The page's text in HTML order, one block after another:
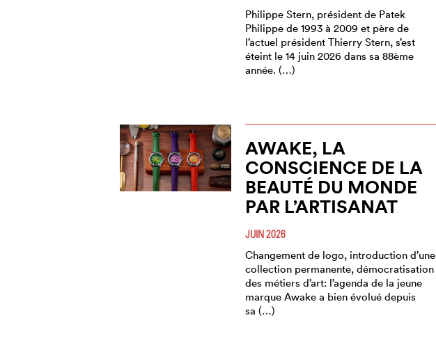
Philippe Stern, président de Patek
Philippe de 1993 à 2009 et père de
l’actuel président Thierry Stern, s’est
éteint le 14 juin 2026 dans sa 88ème
année. (…)
AWAKE, LA
CONSCIENCE DE LA
BEAUTÉ DU MONDE
PAR L’ARTISANAT
JUIN 2026
Changement de logo, introduction d’une
collection permanente, démocratisation
des métiers d’art: l’agenda de la jeune
marque Awake a bien évolué depuis
sa (…)